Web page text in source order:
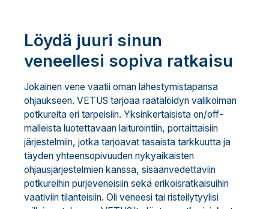
Löydä juuri sinun
veneellesi sopiva ratkaisu
Jokainen vene vaatii oman lähestymistapansa
ohjaukseen. VETUS tarjoaa räätälöidyn valikoiman
potkureita eri tarpeisiin. Yksinkertaisista on/off-
malleista luotettavaan laiturointiin, portaittaisiin
järjestelmiin, jotka tarjoavat tasaista tarkkuutta ja
täyden yhteensopivuuden nykyaikaisten
ohjausjärjestelmien kanssa, sisäänvedettäviin
potkureihin purjeveneisiin sekä erikoisratkaisuihin
vaativiin tilanteisiin. Oli veneesi tai risteilytyylisi